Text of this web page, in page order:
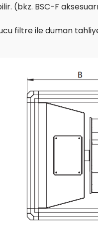
(bkz. BSC-F
ile duman